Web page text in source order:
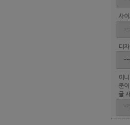
사
디
이
문
글